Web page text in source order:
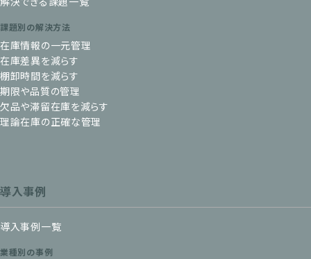
課題別の解決方法
在庫情報の一元管理
在庫差異を減らす
棚卸時間を減らす
期限や品質の管理
欠品や滞留在庫を減らす
理論在庫の正確な管理
導入事例
導入事例一覧
業種別の事例